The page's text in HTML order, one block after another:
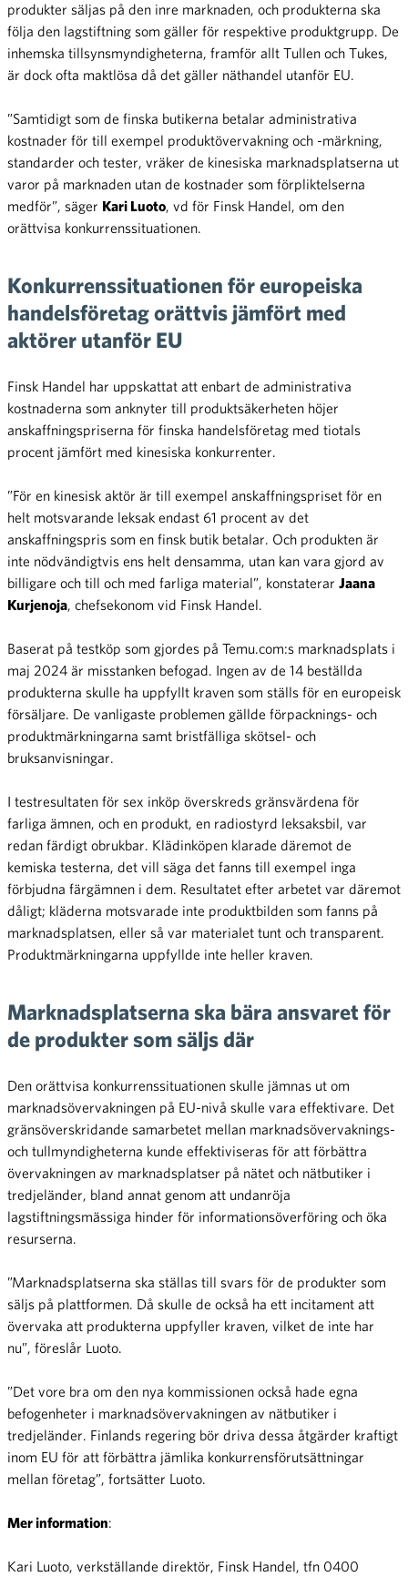
produkter säljas på den inre marknaden, och produkterna ska
följa den lagstiftning som gäller för respektive produktgrupp. De
inhemska tillsynsmyndigheterna, framför allt Tullen och Tukes,
är dock ofta maktlösa då det gäller näthandel utanför EU.
”Samtidigt som de finska butikerna betalar administrativa
kostnader för till exempel produktövervakning och -märkning,
standarder och tester, vräker de kinesiska marknadsplatserna ut
varor på marknaden utan de kostnader som förpliktelserna
medför”, säger Kari Luoto, vd för Finsk Handel, om den
orättvisa konkurrenssituationen.
Konkurrenssituationen för europeiska
handelsföretag orättvis jämfört med
aktörer utanför EU
Finsk Handel har uppskattat att enbart de administrativa
kostnaderna som anknyter till produktsäkerheten höjer
anskaffningspriserna för finska handelsföretag med tiotals
procent jämfört med kinesiska konkurrenter.
”För en kinesisk aktör är till exempel anskaffningspriset för en
helt motsvarande leksak endast 61 procent av det
anskaffningspris som en finsk butik betalar. Och produkten är
inte nödvändigtvis ens helt densamma, utan kan vara gjord av
billigare och till och med farliga material”, konstaterar Jaana
Kurjenoja, chefsekonom vid Finsk Handel.
Baserat på testköp som gjordes på Temu.com:s marknadsplats i
maj 2024 är misstanken befogad. Ingen av de 14 beställda
produkterna skulle ha uppfyllt kraven som ställs för en europeisk
försäljare. De vanligaste problemen gällde förpacknings- och
produktmärkningarna samt bristfälliga skötsel- och
bruksanvisningar.
I testresultaten för sex inköp överskreds gränsvärdena för
farliga ämnen, och en produkt, en radiostyrd leksaksbil, var
redan färdigt obrukbar. Klädinköpen klarade däremot de
kemiska testerna, det vill säga det fanns till exempel inga
förbjudna färgämnen i dem. Resultatet efter arbetet var däremot
dåligt; kläderna motsvarade inte produktbilden som fanns på
marknadsplatsen, eller så var materialet tunt och transparent.
Produktmärkningarna uppfyllde inte heller kraven.
Marknadsplatserna ska bära ansvaret för
de produkter som säljs där
Den orättvisa konkurrenssituationen skulle jämnas ut om
marknadsövervakningen på EU-nivå skulle vara effektivare. Det
gränsöverskridande samarbetet mellan marknadsövervaknings-
och tullmyndigheterna kunde effektiviseras för att förbättra
övervakningen av marknadsplatser på nätet och nätbutiker i
tredjeländer, bland annat genom att undanröja
lagstiftningsmässiga hinder för informationsöverföring och öka
resurserna.
”Marknadsplatserna ska ställas till svars för de produkter som
säljs på plattformen. Då skulle de också ha ett incitament att
övervaka att produkterna uppfyller kraven, vilket de inte har
nu”, föreslår Luoto.
”Det vore bra om den nya kommissionen också hade egna
befogenheter i marknadsövervakningen av nätbutiker i
tredjeländer. Finlands regering bör driva dessa åtgärder kraftigt
inom EU för att förbättra jämlika konkurrensförutsättningar
mellan företag”, fortsätter Luoto.
Mer information:
Kari Luoto, verkställande direktör, Finsk Handel, tfn 0400